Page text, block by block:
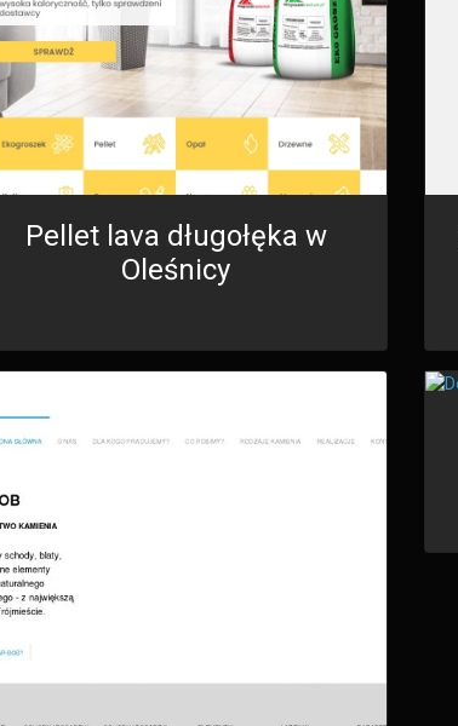
Pellet lava długołęka w
Oleśnicy